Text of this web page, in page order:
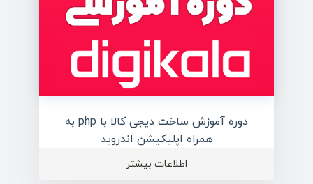
دوره آموزش ساخت دیجی کالا با php به
همراه اپلیکیشن اندروید
اطلاعات بیشتر